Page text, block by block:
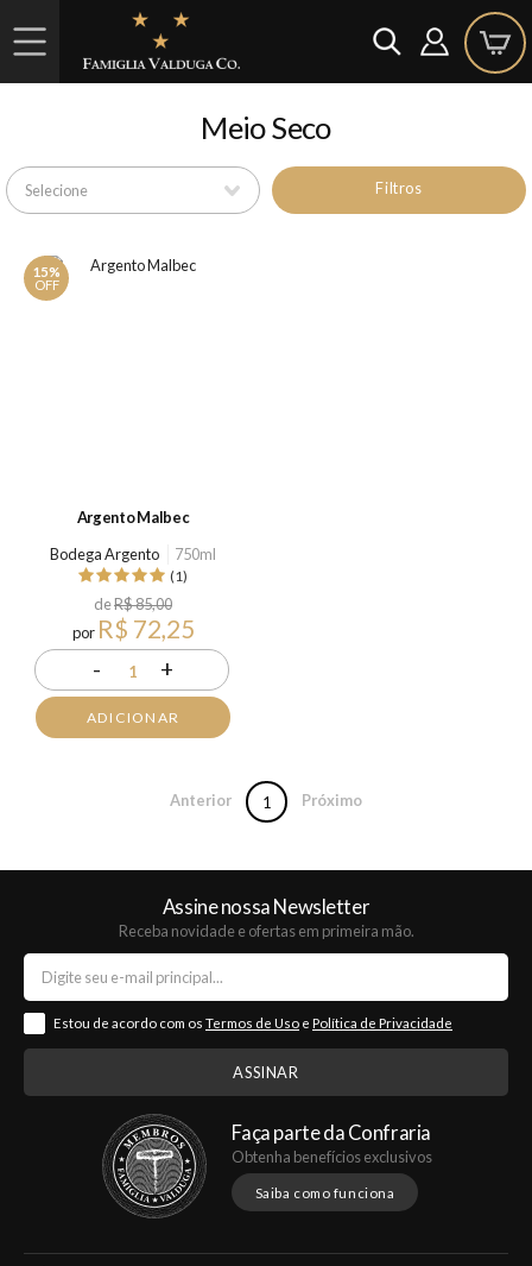
Meio Seco
Filtros
15%
OFF
Argento Malbec
Bodega Argento
750ml
(1)
deR$ 85,00
por R$ 72,25
- 1 +
ADICIONAR
Anterior 1 Próximo
Assine nossa Newsletter
Receba novidade e ofertas em primeira mão.
Estou de acordo com os Termos de Uso e Política de Privacidade
Faça parte da Confraria
Obtenha benefícios exclusivos
Saiba como funciona